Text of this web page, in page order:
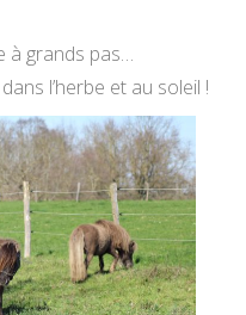
à grands pas…
l’herbe et au soleil !